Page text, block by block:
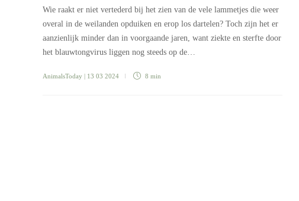
Wie raakt er niet vertederd bij het zien van de vele lammetjes die weer
overal in de weilanden opduiken en erop los dartelen? Toch zijn het er
aanzienlijk minder dan in voorgaande jaren, want ziekte en sterfte door
het blauwtongvirus liggen nog steeds op de…
AnimalsToday | 13 03 2024 8 min